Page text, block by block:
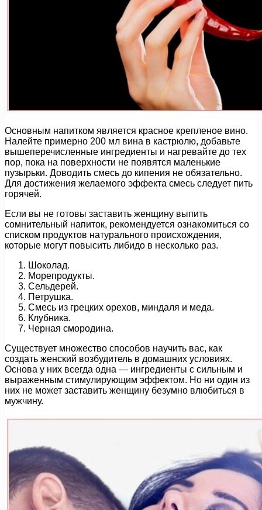
Основным напитком является красное крепленое вино.
Налейте примерно 200 мл вина в кастрюлю, добавьте
вышеперечисленные ингредиенты и нагревайте до тех
пор, пока на поверхности не появятся маленькие
пузырьки. Доводить смесь до кипения не обязательно.
Для достижения желаемого эффекта смесь следует пить
горячей.
Если вы не готовы заставить женщину выпить
сомнительный напиток, рекомендуется ознакомиться со
списком продуктов натурального происхождения,
которые могут повысить либидо в несколько раз.
Шоколад.
Морепродукты.
Сельдерей.
Петрушка.
Смесь из грецких орехов, миндаля и меда.
Клубника.
Черная смородина.
Существует множество способов научить вас, как
создать женский возбудитель в домашних условиях.
Основа у них всегда одна — ингредиенты с сильным и
выраженным стимулирующим эффектом. Но ни один из
них не может заставить женщину безумно влюбиться в
мужчину.